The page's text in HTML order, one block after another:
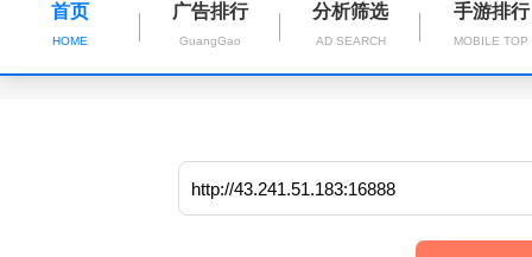
首页
HOME
广告排行
GuangGao
分析筛选
AD SEARCH
手游排行
MOBILE TOP